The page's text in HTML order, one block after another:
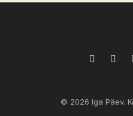
Facebook
X
© 2026 Iga Päev.